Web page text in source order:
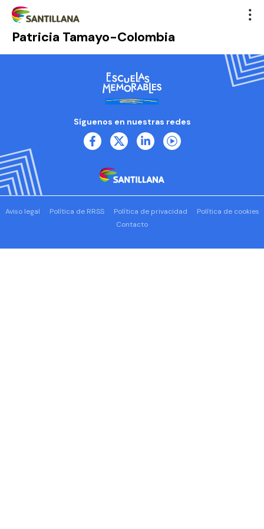
Patricia Tamayo-Colombia
Síguenos en nuestras redes
Aviso legal Política de RRSS Política de privacidad
Política de cookies
Contacto